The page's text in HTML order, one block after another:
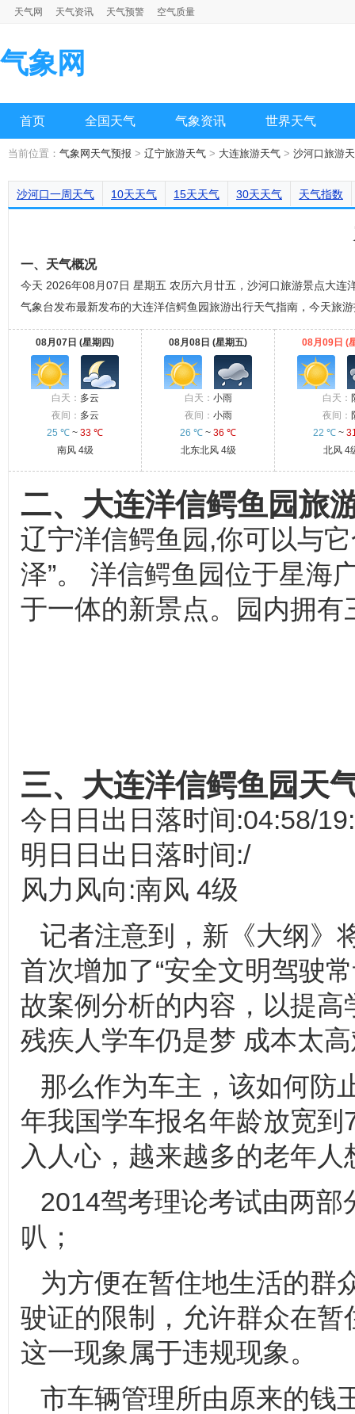
天气网 天气资讯 天气预警 空气质量
气象网
首页 全国天气 气象资讯 世界天气
当前位置： 气象网天气预报 > 辽宁旅游天气 > 大连旅游天气 > 沙河口旅游
沙河口一周天气 10天天气 15天天气 30天天气 天气指数
一、天气概况
今天 2026年08月07日 星期五 农历六月廿五，沙河口旅游景点大
气象台发布最新发布的大连洋信鳄鱼园旅游出行天气指南，今天旅
08月07日 (星期四)
白天： 多云
夜间： 多云
25 ℃ ~ 33 ℃
南风 4级
08月08日 (星期五)
白天： 小雨
夜间： 小雨
26 ℃ ~ 36 ℃
北东北风 4级
08月09日 (
白天：
夜间：
22 ℃ ~
北风 4
二、大连洋信鳄鱼园旅
辽宁洋信鳄鱼园,你可以与
泽”。 洋信鳄鱼园位于星海
于一体的新景点。园内拥
三、大连洋信鳄鱼园天
今日日出日落时间:04:58/
明日日出日落时间:/
风力风向:南风 4级
记者注意到，新《大纲》
首次增加了“安全文明驾驶
故案例分析的内容，以提
残疾人学车仍是梦 成本太
那么作为车主，该如何防
年我国学车报名年龄放宽
入人心，越来越多的老年
2014驾考理论考试由两
叭；
为方便在暂住地生活的群
驶证的限制，允许群众在
这一现象属于违规现象。
市车辆管理所由原来的钱